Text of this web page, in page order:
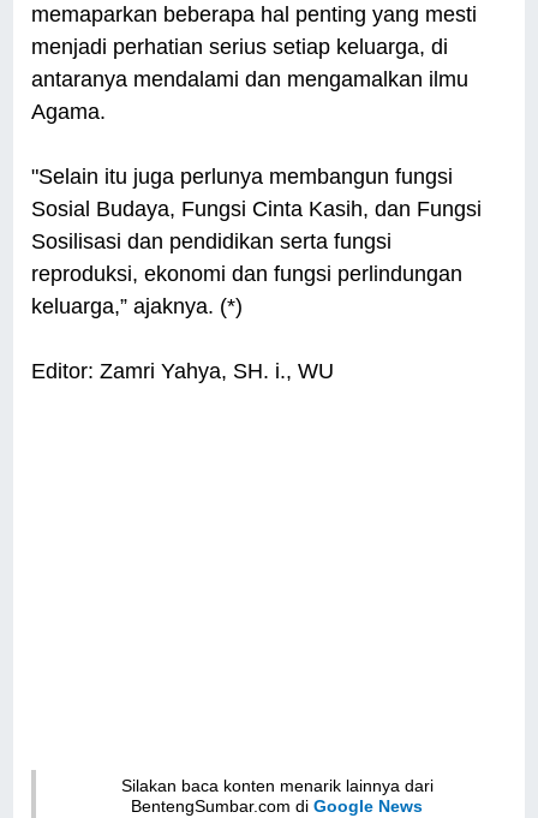
memaparkan beberapa hal penting yang mesti
menjadi perhatian serius setiap keluarga, di
antaranya mendalami dan mengamalkan ilmu
Agama.
"Selain itu juga perlunya memba­ngun fungsi
Sosial Budaya, Fungsi Cinta Kasih, dan Fungsi
Sosilisasi dan pendidikan serta fungsi
reproduksi, ekonomi dan fungsi perlindungan
keluarga,” ajaknya. (*)
Editor: Zamri Yahya, SH. i., WU
Silakan baca konten menarik lainnya dari
BentengSumbar.com diGoogle News